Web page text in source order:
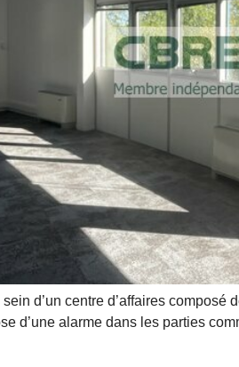
d’un centre d’affaires
d’une alarme dans les parties